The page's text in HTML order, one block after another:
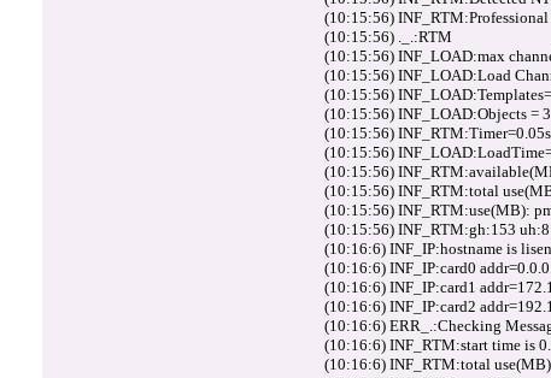
(10:15:56)
(10:15:56) ._.:RTM
(10:15:56) INF_LOAD:max
(10:15:56) INF_LOAD:Load
(10:15:56)
(10:15:56) INF_LOAD:Objects = 3
(10:15:56)
(10:15:56)
(10:15:56)
(10:15:56) INF_RTM:total
(10:15:56) INF_RTM:use(MB):
(10:15:56) INF_RTM:gh:153
(10:16:6) INF_IP:hostname is
(10:16:6) INF_IP:card0
(10:16:6) INF_IP:card1
(10:16:6) INF_IP:card2
(10:16:6) ERR_.:Checking
(10:16:6) INF_RTM:start time is
(10:16:6) INF_RTM:total